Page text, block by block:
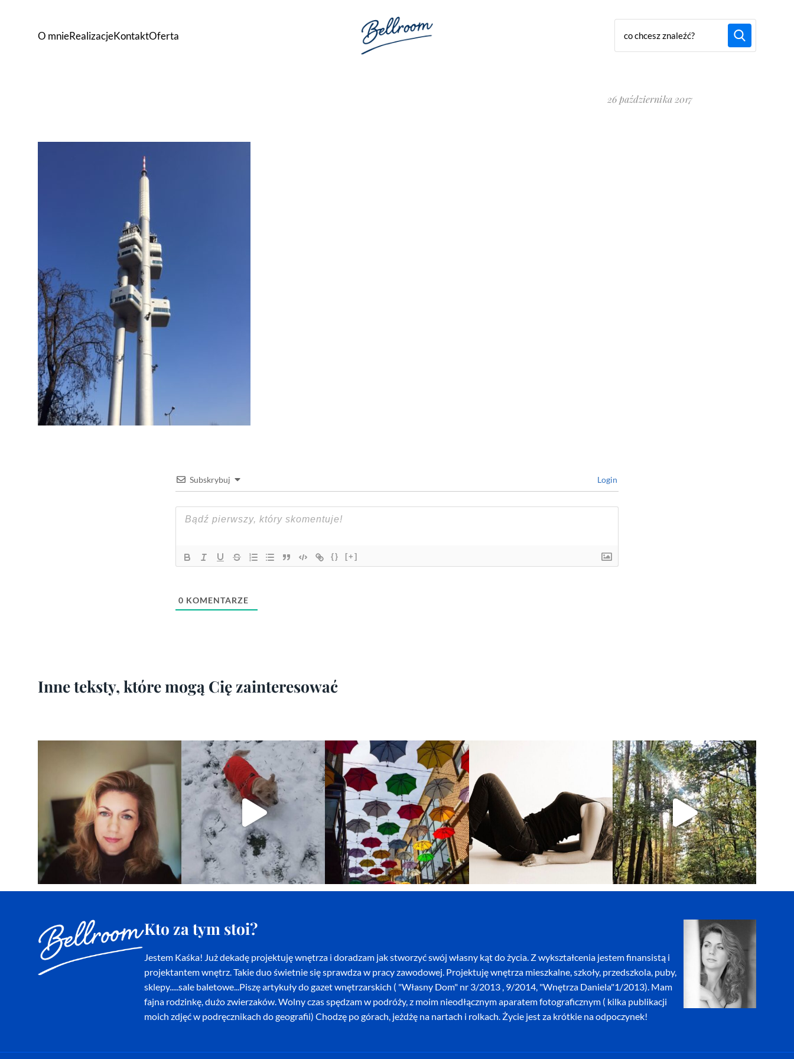
O mnieRealizacjeKontaktOferta
26 października 2017
Subskrybuj Login
{} [+]
0 KOMENTARZE
Inne teksty, które mogą Cię zainteresować
Kto za tym stoi?
Jestem Kaśka! Już dekadę projektuję wnętrza i doradzam jak stworzyć swój własny kąt do życia. Z wykształcenia jestem finansistą i
projektantem wnętrz. Takie duo świetnie się sprawdza w pracy zawodowej. Projektuję wnętrza mieszkalne, szkoły, przedszkola, puby,
sklepy.....sale baletowe...Piszę artykuły do gazet wnętrzarskich ( "Własny Dom" nr 3/2013 , 9/2014, "Wnętrza Daniela"1/2013). Mam
fajna rodzinkę, dużo zwierzaków. Wolny czas spędzam w podróży, z moim nieodłącznym aparatem fotograficznym ( kilka publikacji
moich zdjęć w podręcznikach do geografii) Chodzę po górach, jeżdżę na nartach i rolkach. Życie jest za krótkie na odpoczynek!